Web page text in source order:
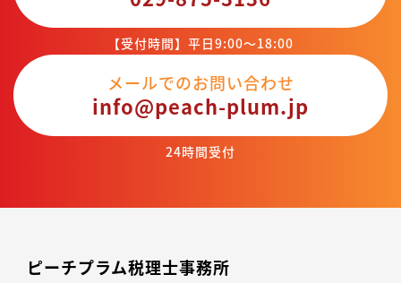
【受付時間】平日9:00～18:00
メールでのお問い合わせ
info@peach-plum.jp
24時間受付
ピーチプラム税理士事務所